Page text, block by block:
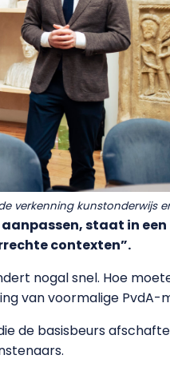
verkenning kunstonderwijs
staat in een
contexten”.
nogal snel. Hoe
van voormalige PvdA-
de basisbeurs